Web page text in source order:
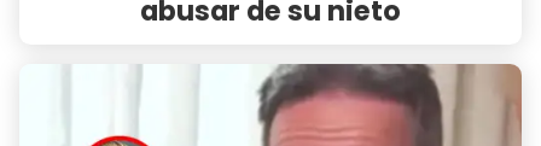
abusar de su nieto